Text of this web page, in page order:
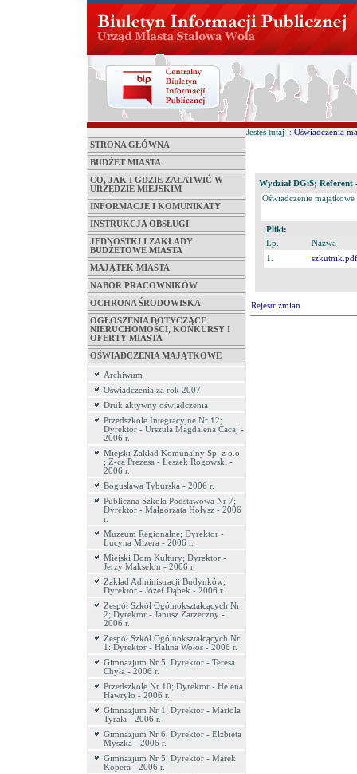
STRONA GŁÓWNA
BUDŻET MIASTA
CO, JAK I GDZIE ZAŁATWIĆ W
URZĘDZIE MIEJSKIM
INFORMACJE I KOMUNIKATY
INSTRUKCJA OBSŁUGI
JEDNOSTKI I ZAKŁADY
BUDŻETOWE MIASTA
MAJĄTEK MIASTA
NABÓR PRACOWNIKÓW
OCHRONA ŚRODOWISKA
OGŁOSZENIA DOTYCZĄCE
NIERUCHOMOŚCI, KONKURSY I
OFERTY MIASTA
OŚWIADCZENIA MAJĄTKOWE
Archiwum
Oświadczenia za rok 2007
Druk aktywny oświadczenia
Przedszkole Integracyjne Nr 12;
Dyrektor - Urszula Magdalena Cacaj -
2006 r.
Miejski Zakład Komunalny Sp. z o.o.
; Z-ca Prezesa - Leszek Rogowski -
2006 r.
Bogusława Tyburska - 2006 r.
Publiczna Szkoła Podstawowa Nr 7;
Dyrektor - Małgorzata Hołysz - 2006
r.
Muzeum Regionalne; Dyrektor -
Lucyna Mizera - 2006 r.
Miejski Dom Kultury; Dyrektor -
Jerzy Makselon - 2006 r.
Zakład Administracji Budynków;
Dyrektor - Józef Dąbek - 2006 r.
Zespół Szkół Ogólnokształcących Nr
2; Dyrektor - Janusz Zarzeczny -
2006 r.
Zespół Szkół Ogólnokształcących Nr
1: Dyrektor - Halina Wołos - 2006 r.
Gimnazjum Nr 5; Dyrektor - Teresa
Chyła - 2006 r.
Przedszkole Nr 10; Dyrektor - Helena
Hawryło - 2006 r.
Gimnazjum Nr 1; Dyrektor - Mariola
Tyrała - 2006 r.
Gimnazjum Nr 6; Dyrektor - Elżbieta
Myszka - 2006 r.
Gimnazjum Nr 5; Dyrektor - Marek
Kopera - 2006 r.
Jesteś tutaj :: Oświadczenia
Wydział DGiS; Referent
Oświadczenie
Pliki:
Lp.
Nazwa
1.
szkutnik.pdf
Rejestr zmian